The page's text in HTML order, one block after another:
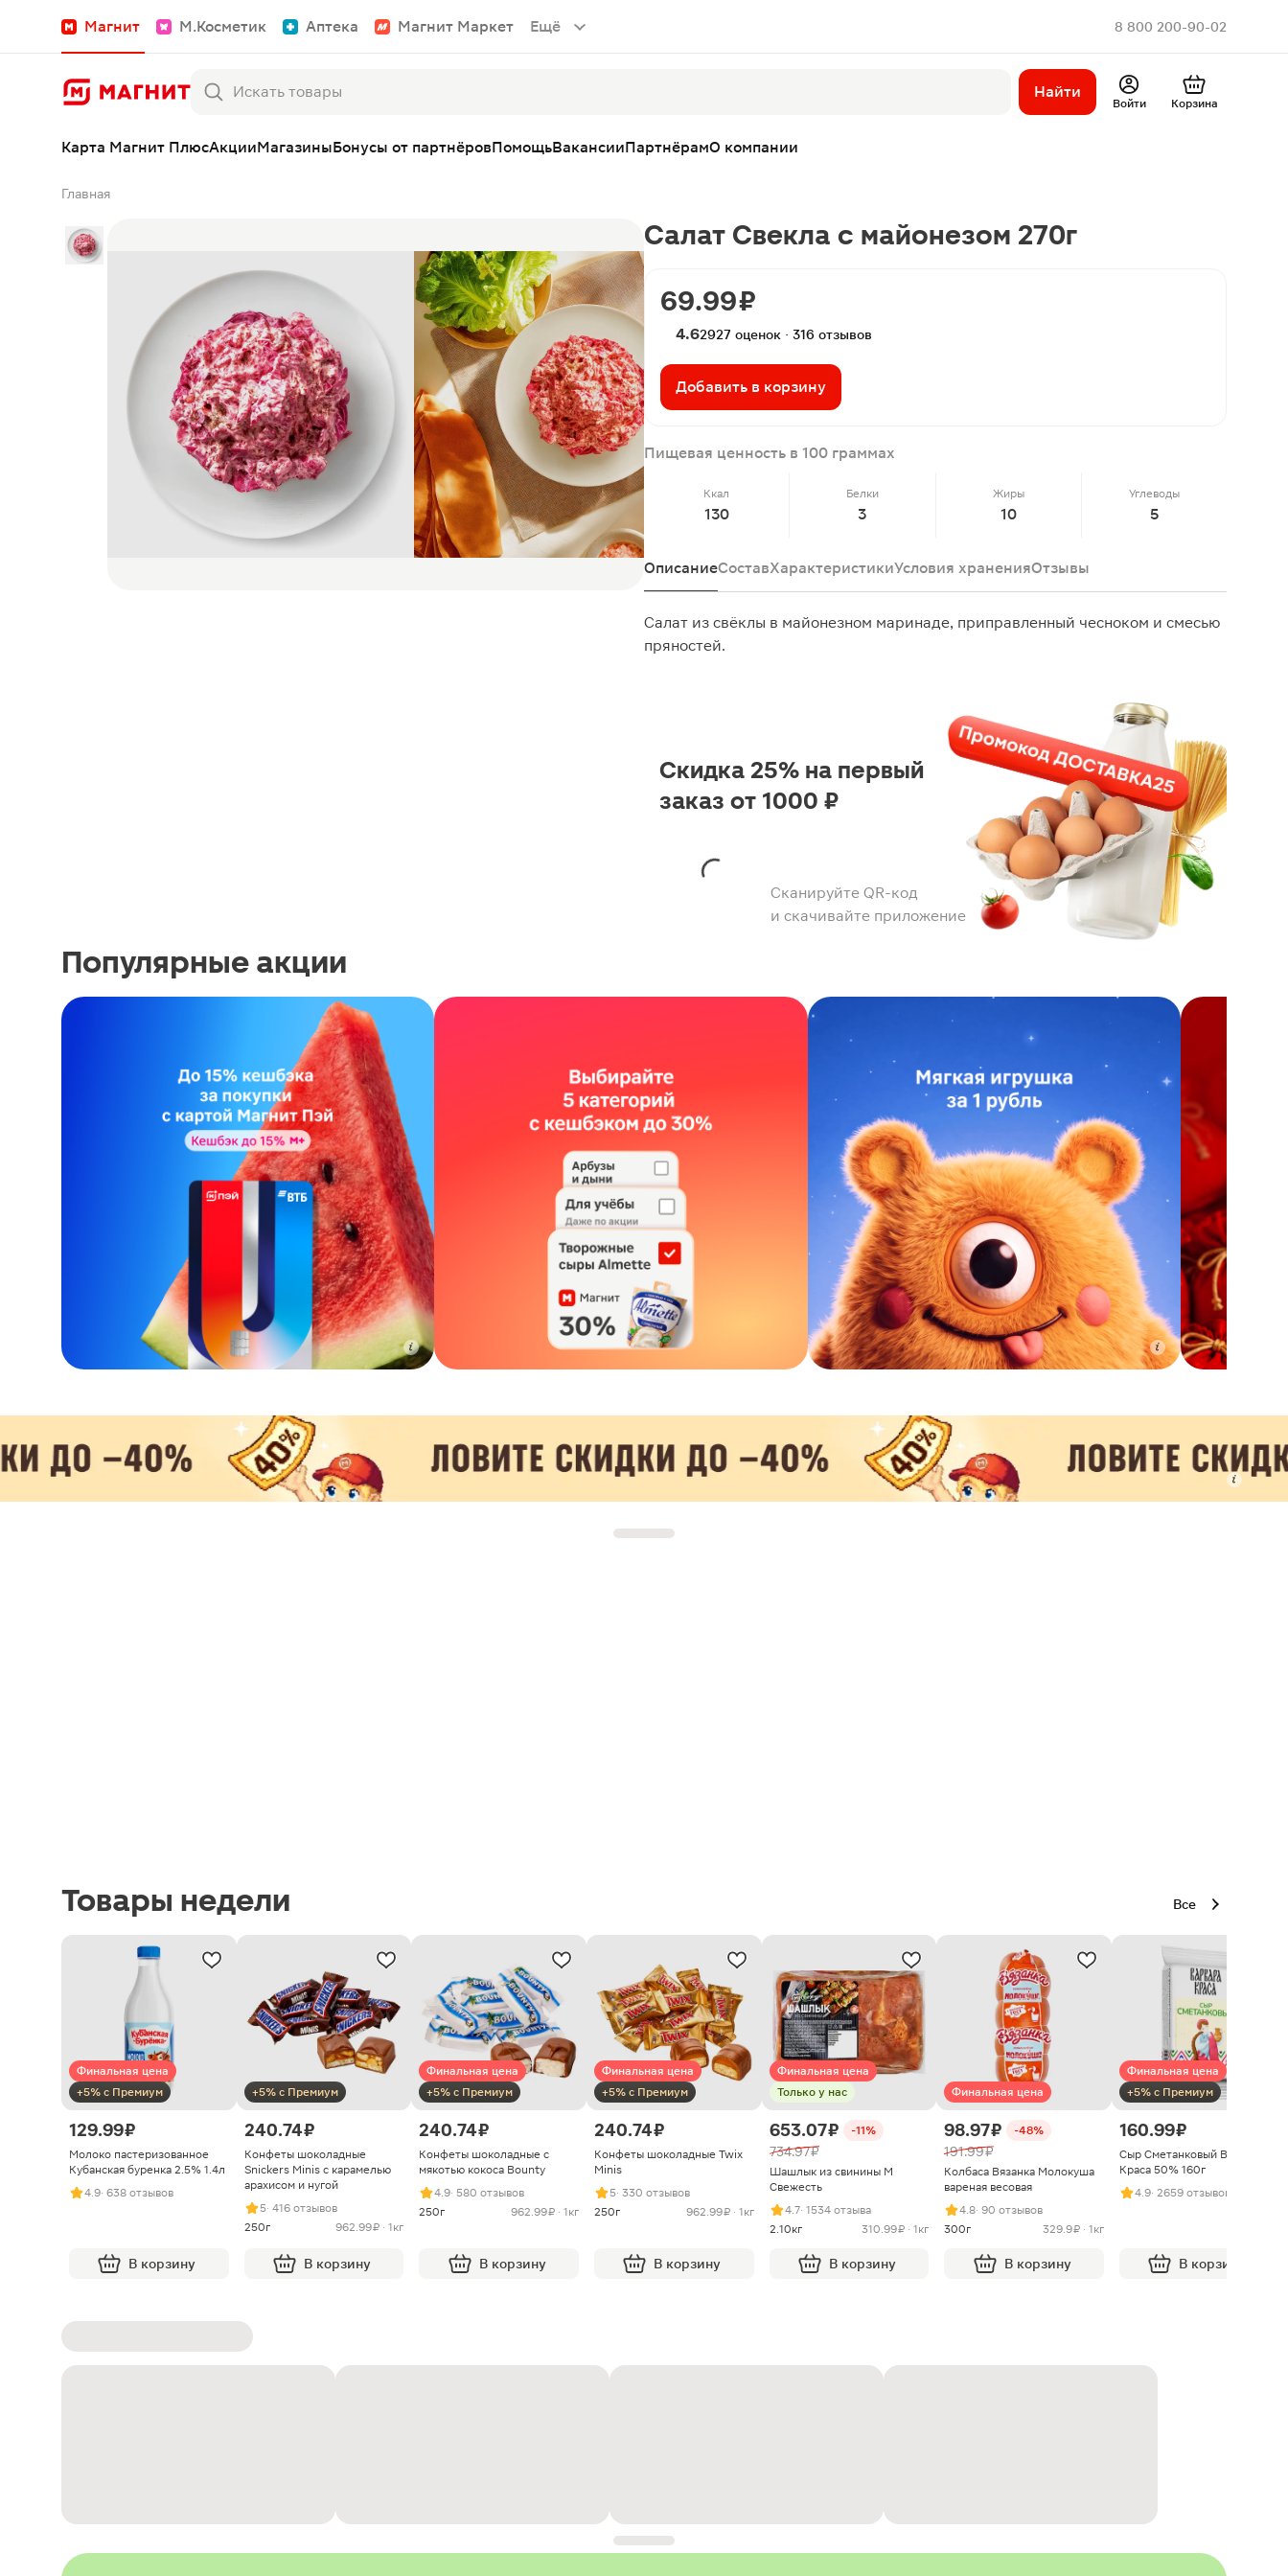
Магнит М.Косметик Аптека Магнит Маркет Ещё 8 800 200-90-02
Найти
Войти Корзина
Карта Магнит ПлюсАкцииМагазиныБонусы от партнёровПомощьВакансииПартнёрамО компании
Главная
Салат Свекла с майонезом 270г
69.99 ₽
4.62927 оценок · 316 отзывов
Добавить в корзину
Пищевая ценность в 100 граммах
Ккал
130
Белки
3
Жиры
10
Углеводы
5
ОписаниеСоставХарактеристикиУсловия храненияОтзывы
Салат из свёклы в майонезном маринаде, приправленный чесноком и смесью
пряностей.
Сканируйте QR-код
и скачивайте приложение
Скидка 25% на первый
заказ от 1000 ₽
Популярные акции
Товары недели Все
Финальная цена
+5% с Премиум
129.99 ₽
Молоко пастеризованное
Кубанская буренка 2.5% 1.4л
4.9· 638 отзывов
В корзину
+5% с Премиум
240.74 ₽
Конфеты шоколадные
Snickers Minis с карамелью
арахисом и нугой
5· 416 отзывов
250г
962.99 ₽ · 1кг
В корзину
Финальная цена
+5% с Премиум
240.74 ₽
Конфеты шоколадные с
мякотью кокоса Bounty
4.9· 580 отзывов
250г
962.99 ₽ · 1кг
В корзину
Финальная цена
+5% с Премиум
240.74 ₽
Конфеты шоколадные Twix
Minis
5· 330 отзывов
250г
962.99 ₽ · 1кг
В корзину
Финальная цена
Только у нас
653.07 ₽ -11%
734.97 ₽
Шашлык из свинины М
Свежесть
4.7· 1534 отзыва
2.10кг
310.99 ₽ · 1кг
В корзину
Финальная цена
98.97 ₽ -48%
191.99 ₽
Колбаса Вязанка Молокуша
вареная весовая
4.8· 90 отзывов
300г
329.9 ₽ · 1кг
В корзину
Финальная цена
+5% с Премиум
160.99 ₽
Сыр Сметанковый Варвара
Краса 50% 160г
4.9· 2659 отзывов
В корзину